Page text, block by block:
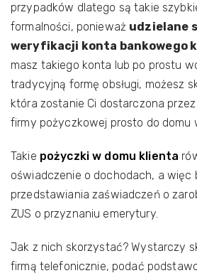
przypadków dlatego są takie
formalności, ponieważ udzielane
weryfikacji konta bankowego
masz takiego konta lub po prostu
tradycyjną formę obsługi, możesz
która zostanie Ci dostarczona
firmy pożyczkowej prosto do domu
Takie pożyczki w domu klienta
oświadczenie o dochodach, a więc
przedstawiania zaświadczeń o
ZUS o przyznaniu emerytury.
Jak z nich skorzystać? Wystarczy
firmą telefonicznie, podać